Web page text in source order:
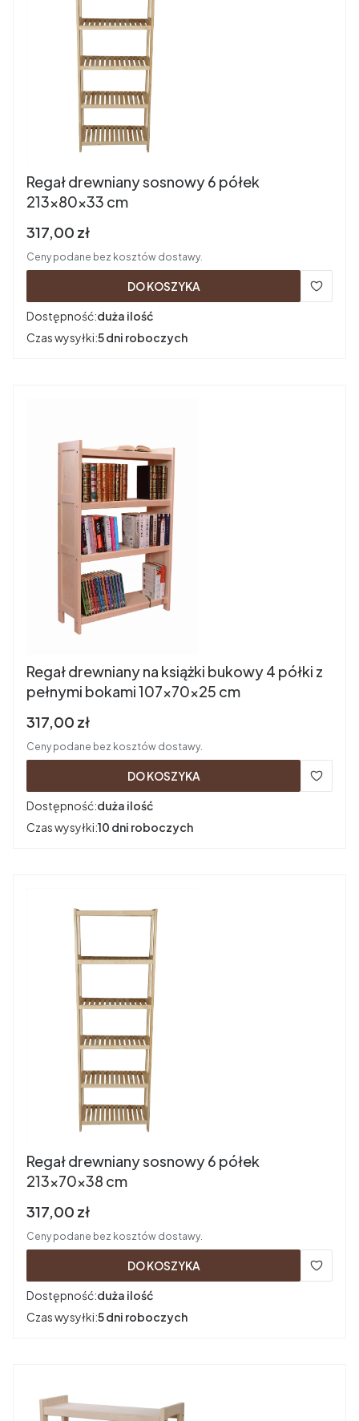
Regał drewniany sosnowy 6 półek
213x80x33 cm
Cena brutto
317,00 zł
Ceny podane bez kosztów dostawy.
DO KOSZYKA
Dostępność:duża ilość
Czas wysyłki:5 dni roboczych
Regał drewniany na książki bukowy 4 półki z
pełnymi bokami 107x70x25 cm
Cena brutto
317,00 zł
Ceny podane bez kosztów dostawy.
DO KOSZYKA
Dostępność:duża ilość
Czas wysyłki:10 dni roboczych
Regał drewniany sosnowy 6 półek
213x70x38 cm
Cena brutto
317,00 zł
Ceny podane bez kosztów dostawy.
DO KOSZYKA
Dostępność:duża ilość
Czas wysyłki:5 dni roboczych